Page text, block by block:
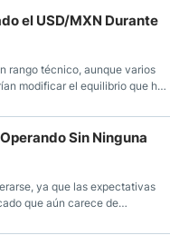
el USD/MXN Durante
rango técnico, aunque varios
modificar el equilibrio que ha
Sin Ninguna
ya que las expectativas
que aún carece de